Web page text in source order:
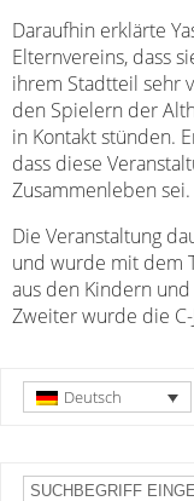
Daraufhin erklärte
Elternvereins, dass
ihrem Stadtteil sehr
den Spielern der
in Kontakt stünden.
dass diese
Zusammenleben sei.
Die Veranstaltung
und wurde mit dem
aus den Kindern
Zweiter wurde die
Deutsch